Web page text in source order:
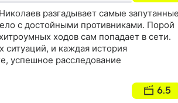
разгадывает самые
с достойными противниками. Порой
ходов сам попадает в сети.
и каждая история
успешное расследование
6.5